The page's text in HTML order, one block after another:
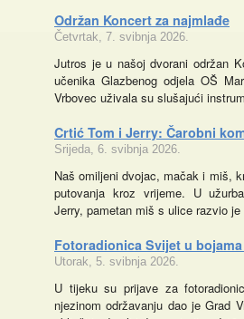
Održan Koncert za najmlađe
Četvrtak, 7. svibnja 2026.
Jutros je u našoj dvorani održan
učenika Glazbenog odjela OŠ
Vrbovec uživala su slušajući
Crtić Tom i Jerry: Čarobni
Srijeda, 6. svibnja 2026.
Naš omiljeni dvojac, mačak i miš,
putovanja kroz vrijeme. U
Jerry, pametan miš s ulice razvio
Fotoradionica Svijet u
Utorak, 5. svibnja 2026.
U tijeku su prijave za
njezinom održavanju dao je Grad
Kazalište